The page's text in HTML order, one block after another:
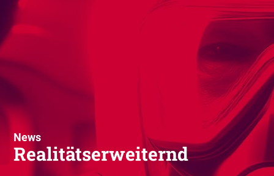
News
Realitätserweiternd